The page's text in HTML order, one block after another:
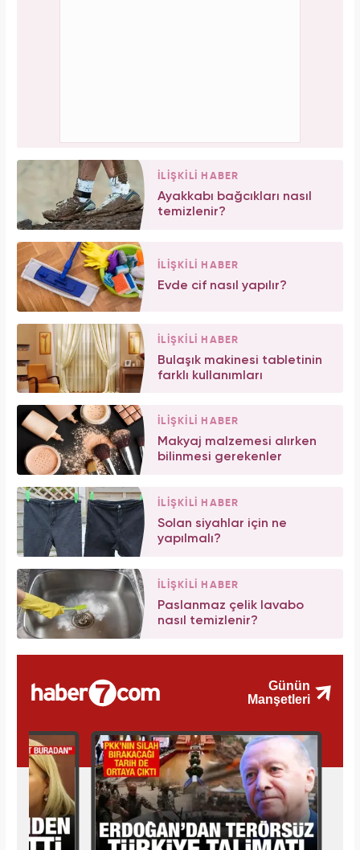
İLİŞKİLİ HABER
Ayakkabı bağcıkları nasıl
temizlenir?
İLİŞKİLİ HABER
Evde cif nasıl yapılır?
İLİŞKİLİ HABER
Bulaşık makinesi tabletinin
farklı kullanımları
İLİŞKİLİ HABER
Makyaj malzemesi alırken
bilinmesi gerekenler
İLİŞKİLİ HABER
Solan siyahlar için ne
yapılmalı?
İLİŞKİLİ HABER
Paslanmaz çelik lavabo
nasıl temizlenir?